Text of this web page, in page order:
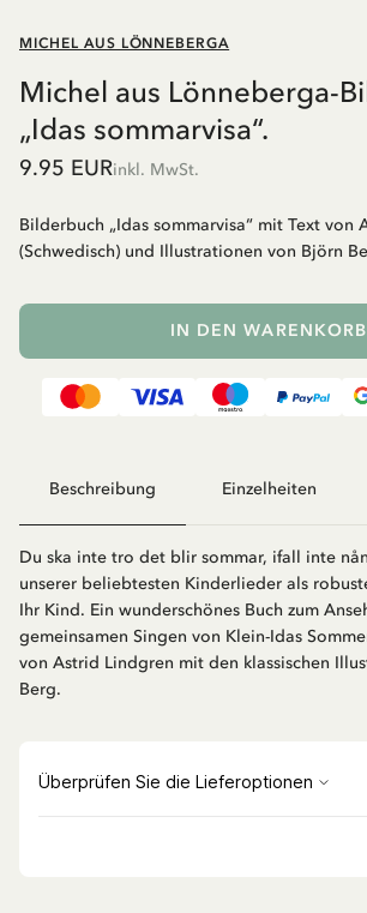
MICHEL AUS LÖNNEBERGA
Michel aus Lönneberga-
„Idas sommarvisa“.
9.95 EURinkl. MwSt.
Bilderbuch „Idas sommarvisa“ mit Text von
(Schwedisch) und Illustrationen von Björn
IN DEN WARENKORB
Beschreibung Einzelheiten
Du ska inte tro det blir sommar, ifall inte
unserer beliebtesten Kinderlieder als
Ihr Kind. Ein wunderschönes Buch zum
gemeinsamen Singen von Klein-Idas
von Astrid Lindgren mit den klassischen
Berg.